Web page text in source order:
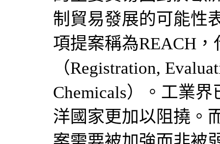
制貿易發展的可能性
項提案稱為REACH
（Registration,
Chemicals）。工業
洋國家更加以阻撓。